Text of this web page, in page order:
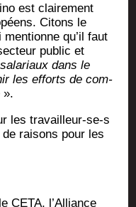
est clai­re­ment
Citons le
men­tionne qu’il faut
public et
dans le
les efforts de com­
».
les tra­vailleur-se‑s
rai­sons pour les
CETA, l’Alliance